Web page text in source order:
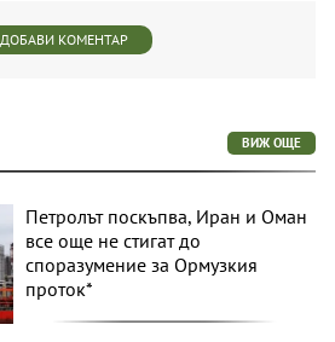
ДОБАВИ КОМЕНТАР
ВИЖ ОЩЕ
Петролът поскъпва, Иран и Оман
все още не стигат до
споразумение за Ормузкия
проток*